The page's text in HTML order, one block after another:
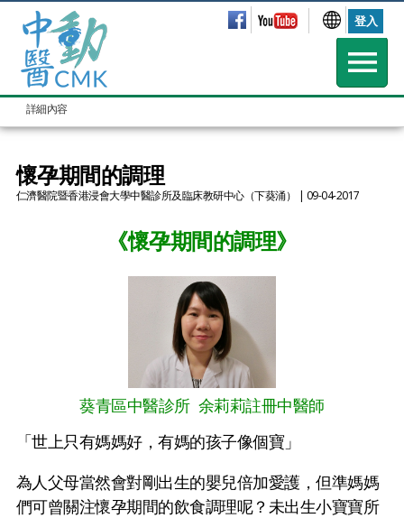
登入
詳細內容
懷孕期間的調理
仁濟醫院暨香港浸會大學中醫診所及臨床教研中心（下葵涌） | 09-04-2017
《懷孕期間的調理》
葵青區中醫診所 余莉莉註冊中醫師
「世上只有媽媽好，有媽的孩子像個寶」
為人父母當然會對剛出生的嬰兒倍加愛護，但準媽媽
們可曾關注懷孕期間的飲食調理呢？未出生小寶寶所